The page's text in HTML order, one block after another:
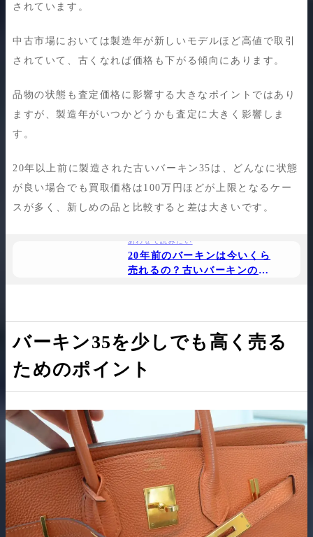
されています。
中古市場においては製造年が新しいモデルほど高値で取引
されていて、古くなれば価格も下がる傾向にあります。
品物の状態も査定価格に影響する大きなポイントではあり
ますが、製造年がいつかどうかも査定に大きく影響しま
す。
20年以上前に製造された古いバーキン35は、どんなに状態
が良い場合でも買取価格は100万円ほどが上限となるケー
スが多く、新しめの品と比較すると差は大きいです。
あわせて読みたい
20年前のバーキンは今いくら
売れるの？古いバーキンの現
バーキン35を少しでも高く売る
ためのポイント